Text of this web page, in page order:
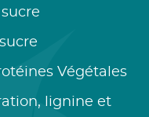
Végétales
lignine et